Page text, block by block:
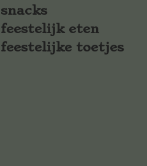
snacks
feestelijk eten
feestelijke toetjes